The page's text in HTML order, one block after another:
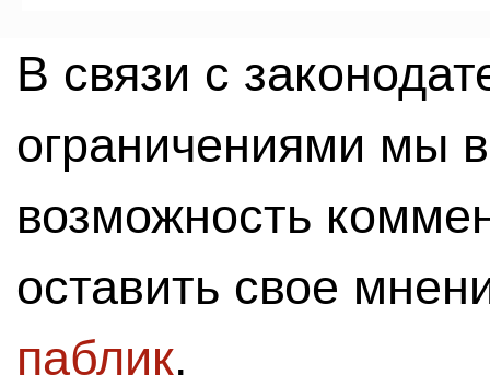
В связи с
ограничениями мы
возможность
оставить свое
паблик.